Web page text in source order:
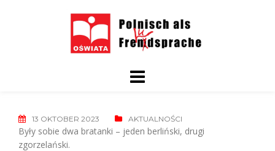
13 OKTOBER 2023 AKTUALNOŚCI
Były sobie dwa bratanki – jeden berliński, drugi
zgorzelański.